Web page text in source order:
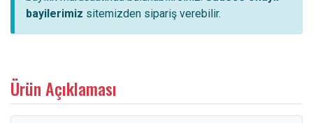
bayilerimiz sitemizden sipariş verebilir.
Ürün Açıklaması